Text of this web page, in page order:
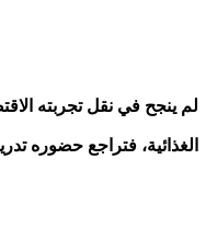
لم ينجح في نقل تجربته
الغذائية، فتراجع حضوره